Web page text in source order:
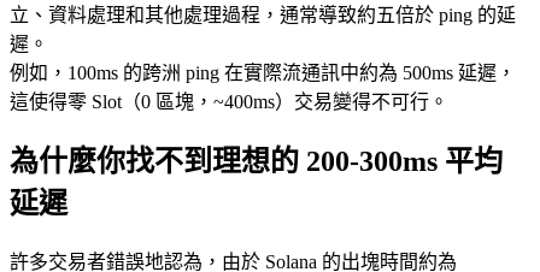
立、資料處理和其他處理過程，通常導致約五倍於 ping 的延
遲。
例如，100ms 的跨洲 ping 在實際流通訊中約為 500ms 延遲，
這使得零 Slot（0 區塊，~400ms）交易變得不可行。
為什麼你找不到理想的 200-300ms 平均
延遲
許多交易者錯誤地認為，由於 Solana 的出塊時間約為